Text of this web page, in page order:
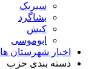
سیریک
بشاگرد
کیش
ابوموسی
اخبار شهرستان ها
دسته بندی حزب